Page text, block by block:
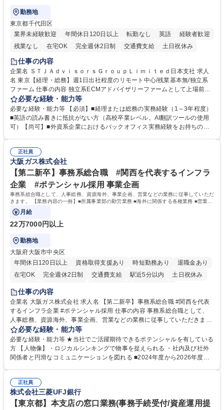
勤務地
東京都千代田区
業界未経験歓迎
年間休日120日以上 転勤なし 英語
経験者歓迎
残業なし
在宅OK 完全週休2日制 交通費支給 土日祝休み
仕事の内容
企業名 ＳＴＪＡｄｖｉｓｏｒｓＧｒｏｕｐＬｉｍｉｔｅｄ日本支社 求人
名 東京【経理・総務】週1日出社程度のリモート中心/残業基本無/独立系
ファーム 仕事の内容 独立系ECMアドバイザリーファームとして上場前後
の資本市場戦略を設計する当社にて経理・総務をお任せします。基礎的な
バックオフィス業務からスタートし組織を支える専任担当として広く活躍
できる環境です。 ■日常経理、月次および年次決算サポート業務 ■本国
（グローバル）との英文メール対応（AI翻訳ツール等を使用しての対応で
業務をお任せします。残業も基本的には発生せず、ご自身のペースで業務
を進めやすく定着率の高い環境です。 募集職種 東京【経理・総務】週1日
出社程度のリモート中心/残業基本無/独立系ファーム
必要な経験・能力等
必要な経験・能力等 【必須】■経理または総務の実務経験（1～3年程度）
■英語の読み書きに抵抗がない方（高校卒業レベル。AI翻訳ツールの使用
可）【尚可】■外資系企業におけるバックオフィス実務経験をお持ちの方
【働き方について】現在は週4日程度の在宅勤務を実施しており、ワーク
ライフバランスを重視する方に最適な環境です（フルリモートも面接で相
談可）。【求める人物像】幅広いバックオフィス業務に柔軟に対応でき、
社内外と円滑にコミュニケーションを取りながら業務を推進できる方 学
歴・資格 学歴：大学院 大学 高専 短大 専修学校 高校 語学力： 資格：
正社員
大阪ガス株式会社
【第二新卒】事務系総合職 #関西を代表するインフラ
企業 #ポテンシャル採用 事業企画
事務系総合職として、人事総務、資源海外、事業企画、営業などの業務に従事していただ
きます。 【業務内容の一例】■所属事業部の勤労業務 ■海外に関係する各種業務 ■営業部
門の企画スタッフ、ルート営業
月給
22万7000円以上
勤務地
大阪府大阪市中央区
年間休日120日以上
資格取得支援あり 時短勤務あり
退職金あり
在宅OK
完全週休2日制 交通費支給 駅近5分以内
土日祝休み
服装自由
第二新卒歓迎
仕事の内容
企業名 大阪ガス株式会社 求人名 【第二新卒】事務系総合職 #関西を代表
するインフラ企業 #ポテンシャル採用 仕事の内容 事務系総合職として、
人事総務、資源海外、事業企画、営業などの業務に従事していただきま
す。 【業務内容の一例】■所属事業部の勤労業務 ■海外に関係する各種業
務 ■営業部門の企画スタッフ、ルート営業 【キャリアパス】入社後の配属
ポジションで一定期間ご活躍頂いた後、本人の適性及び将来のキャリアを
鑑みてジョブローテーションを行います。 【育成】OJTでの現場育成や研
表するインフラ企業 #ポテンシャル採用
必要な経験・能力等
必要な経験・能力等 ★当社でご活躍期待できるポテンシャルを有している
方 【人物像】・ロジカルシンキングで物事を捉えられる ・社内及び社外
関係者と円滑なコミュニケーションを図れる ■2024年度から2026年度ま
72.html ■エネルギーセキュリティの不安定化や気候変動による自然災害の
甚大化など、これまで以上に社会課題解決の重要性が高まっています。
「未来の日常」の創造に向けて持続可能な社会の実現に貢献してまいりま
正社員
株式会社三菱UFJ銀行
【東京都】本支店の窓口業務(事務手続受付/資産運用提